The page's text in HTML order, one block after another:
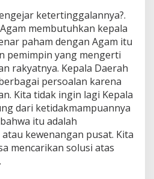
ketertinggalannya?.
membutuhkan kepala
paham dengan Agam itu
pemimpin yang mengerti
rakyatnya. Kepala Daerah
persoalan karena
Kita tidak ingin lagi Kepala
dari ketidakmampuannya
itu adalah
kewenangan pusat. Kita
mencarikan solusi atas